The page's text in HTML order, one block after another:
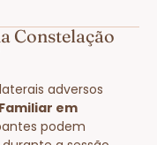
Constelação
adversos
em
podem